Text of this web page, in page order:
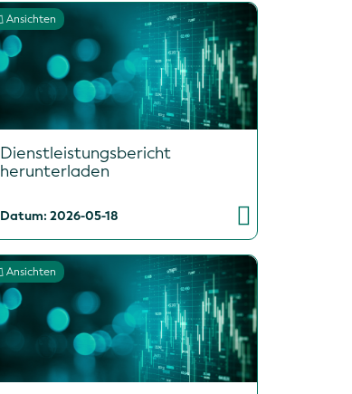
Ansichten
Dienstleistungsbericht
herunterladen
Datum: 2026-05-18
Ansichten